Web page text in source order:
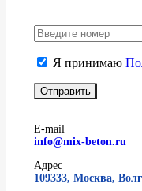
Я принимаю
E-mail
info@mix-beton.ru
Адрес
109333, Москва,